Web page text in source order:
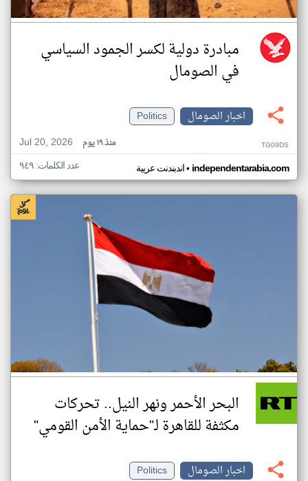
مبادرة دولية لكسر الجمود السياسي
في الصومال
اخبار الصومال
Politics
Jul 20, 2026
منذ ١٩ يوم TG09DS
اندبندنت عربية• independentarabia.com عدد الكلمات: ٩٤٩
البحر الأحمر ونهر النيل.. تحركات
مكثفة للقاهرة لـ"حماية الأمن القومي"
اخبار الصومال
Politics